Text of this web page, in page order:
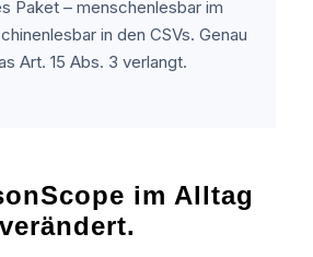
Paket – menschenlesbar im
in den CSVs. Genau
Art. 15 Abs. 3 verlangt.
im Alltag
verändert.